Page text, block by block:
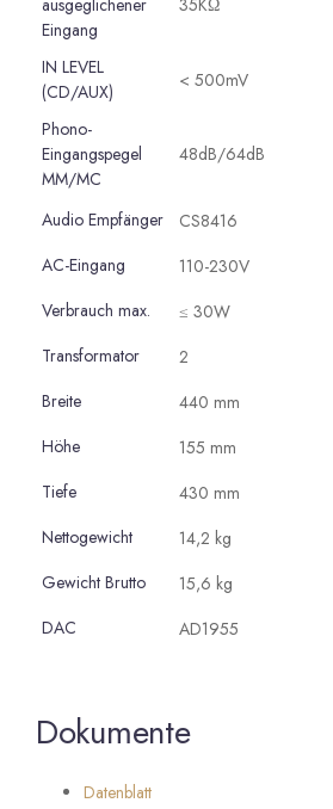
ausgeglichener
Eingang
35KΩ
IN LEVEL
(CD/AUX)
< 500mV
Phono-
Eingangspegel
MM/MC
48dB/64dB
Audio Empfänger
CS8416
AC-Eingang
110-230V
Verbrauch max.
≤ 30W
Transformator
2
Breite
440 mm
Höhe
155 mm
Tiefe
430 mm
Nettogewicht
14,2 kg
Gewicht Brutto
15,6 kg
DAC
AD1955
Dokumente
Datenblatt